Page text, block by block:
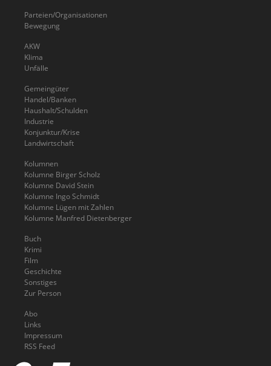
Parteien/Organisationen
Bewegung
AKW
Klima
Unfälle
Gemeingüter
Handel/Banken
Haushalt/Schulden
Industrie
Konjunktur/Krise
Landwirtschaft
Kolumnen
Kolumne Birger Scholz
Kolumne David Stein
Kolumne Ingo Schmidt
Kolumne Lügen mit Zahlen
Kolumne Manfred Dietenberger
Buch
Krimi
Film
Geschichte
Sonstiges
Zur Person
Abo
Links
Impressum
RSS Feed